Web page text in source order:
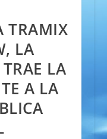
TRAMIX
LA
LA
A LA